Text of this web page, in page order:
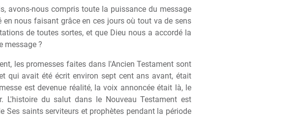
avons-nous compris toute la puissance du message
nous faisant grâce en ces jours où tout va de sens
de toutes sortes, et que Dieu nous a accordé la
message ?
les promesses faites dans l'Ancien Testament sont
qui avait été écrit environ sept cent ans avant, était
est devenue réalité, la voix annoncée était là, le
du salut dans le Nouveau Testament est
Ses saints serviteurs et prophètes pendant la période